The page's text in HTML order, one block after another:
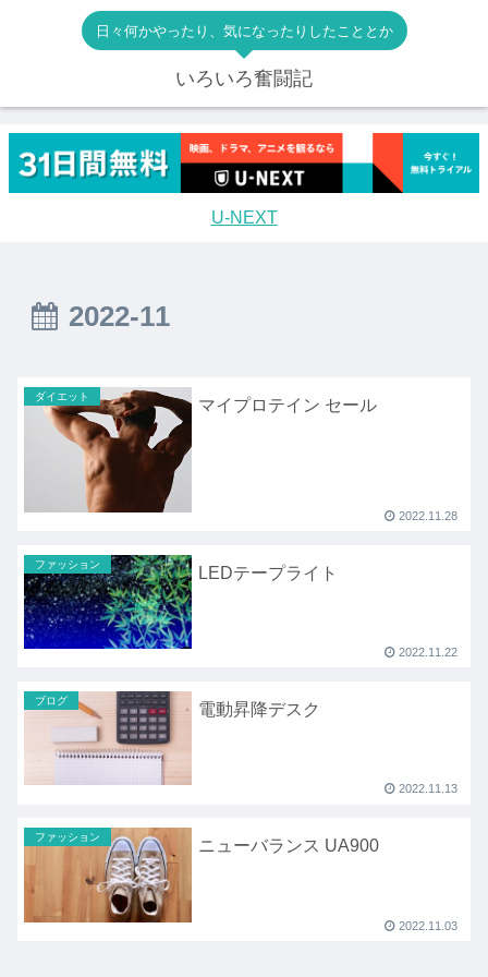
日々何かやったり、気になったりしたこととか
いろいろ奮闘記
U-NEXT
2022-11
ダイエット マイプロテイン セール
2022.11.28
ファッション LEDテープライト
2022.11.22
ブログ 電動昇降デスク
2022.11.13
ファッション ニューバランス UA900
2022.11.03